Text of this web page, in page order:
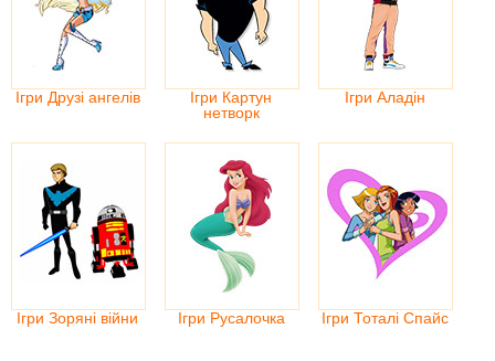
Ігри Друзі ангелів
Ігри Картун
нетворк
Ігри Аладін
Ігри Зоряні війни Ігри Русалочка Ігри Тоталі Спайс